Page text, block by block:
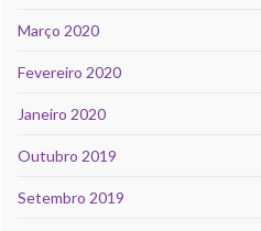
Março 2020
Fevereiro 2020
Janeiro 2020
Outubro 2019
Setembro 2019